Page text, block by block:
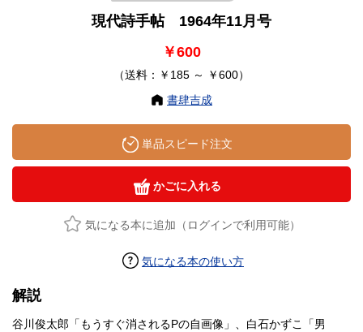
現代詩手帖 1964年11月号
￥600
（送料：￥185 ～ ￥600）
書肆吉成
単品スピード注文
かごに入れる
気になる本に追加（ログインで利用可能）
気になる本の使い方
解説
谷川俊太郎「もうすぐ消されるPの自画像」、白石かずこ「男